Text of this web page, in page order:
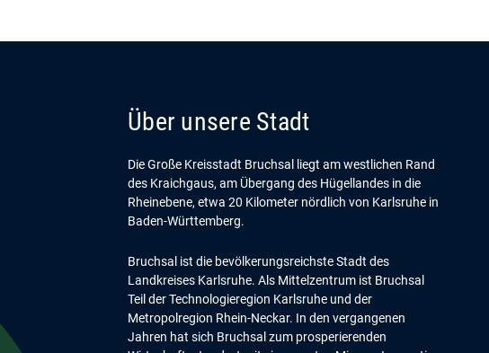
Über unsere Stadt
Die Große Kreisstadt Bruchsal liegt am westlichen Rand
des Kraichgaus, am Übergang des Hügellandes in die
Rheinebene, etwa 20 Kilometer nördlich von Karlsruhe in
Baden-Württemberg.
Bruchsal ist die bevölkerungsreichste Stadt des
Landkreises Karlsruhe. Als Mittelzentrum ist Bruchsal
Teil der Technologieregion Karlsruhe und der
Metropolregion Rhein-Neckar. In den vergangenen
Jahren hat sich Bruchsal zum prosperierenden